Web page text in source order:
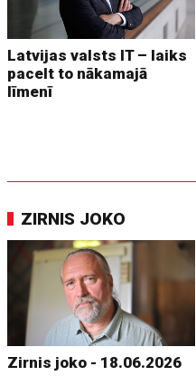
Latvijas valsts IT – laiks
pacelt to nākamajā
līmenī
ZIRNIS JOKO
Zirnis joko - 18.06.2026